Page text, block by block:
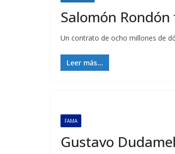
Salomón
Un contrato de ocho millones de
Leer más...
FAMA
Gustavo